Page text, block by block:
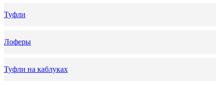
Туфли
Лоферы
Туфли на каблуках